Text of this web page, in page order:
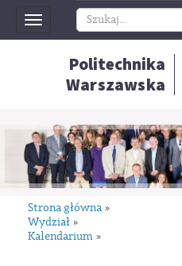
Toggle
navigation
Politechnika
Warszawska
Strona główna »
Wydział »
Kalendarium »